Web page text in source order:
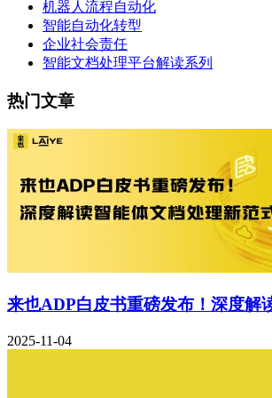
机器人流程自动化
智能自动化转型
企业社会责任
智能文档处理平台解读系列
热门文章
来也ADP白皮书重磅发布！深度解
2025-11-04